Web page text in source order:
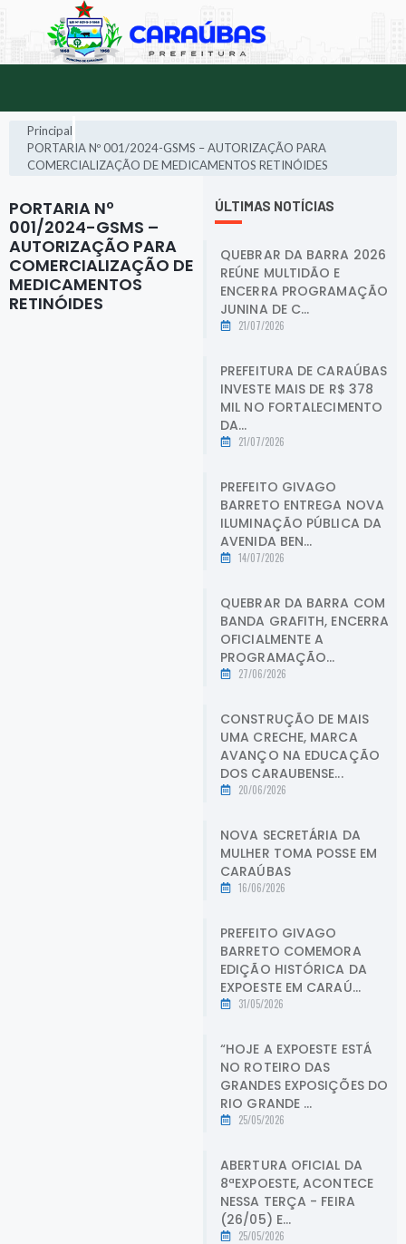
Principal
PORTARIA Nº 001/2024-GSMS – AUTORIZAÇÃO PARA
COMERCIALIZAÇÃO DE MEDICAMENTOS RETINÓIDES
PORTARIA Nº
001/2024-GSMS –
AUTORIZAÇÃO PARA
COMERCIALIZAÇÃO DE
MEDICAMENTOS
RETINÓIDES
ÚLTIMAS NOTÍCIAS
QUEBRAR DA BARRA 2026
REÚNE MULTIDÃO E
ENCERRA PROGRAMAÇÃO
JUNINA DE C...
21/07/2026
PREFEITURA DE CARAÚBAS
INVESTE MAIS DE R$ 378
MIL NO FORTALECIMENTO
DA...
21/07/2026
PREFEITO GIVAGO
BARRETO ENTREGA NOVA
ILUMINAÇÃO PÚBLICA DA
AVENIDA BEN...
14/07/2026
QUEBRAR DA BARRA COM
BANDA GRAFITH, ENCERRA
OFICIALMENTE A
PROGRAMAÇÃO...
27/06/2026
CONSTRUÇÃO DE MAIS
UMA CRECHE, MARCA
AVANÇO NA EDUCAÇÃO
DOS CARAUBENSE...
20/06/2026
NOVA SECRETÁRIA DA
MULHER TOMA POSSE EM
CARAÚBAS
16/06/2026
PREFEITO GIVAGO
BARRETO COMEMORA
EDIÇÃO HISTÓRICA DA
EXPOESTE EM CARAÚ...
31/05/2026
“HOJE A EXPOESTE ESTÁ
NO ROTEIRO DAS
GRANDES EXPOSIÇÕES DO
RIO GRANDE ...
25/05/2026
ABERTURA OFICIAL DA
8ªEXPOESTE, ACONTECE
NESSA TERÇA - FEIRA
(26/05) E...
25/05/2026